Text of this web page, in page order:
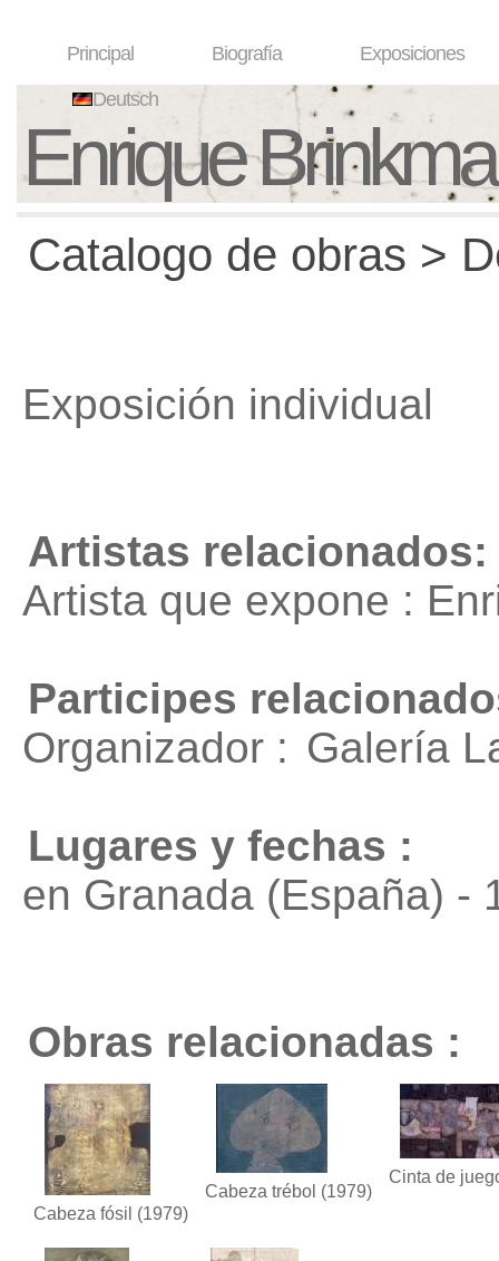
Principal Biografía Exposiciones
Deutsch
Enrique
Catalogo de obras >
Exposición individual
Artistas relacionados:
Artista que expone :
Participes
Organizador : Galería
Lugares y fechas :
en Granada (España) -
Obras relacionadas :
Cabeza fósil (1979)
Cabeza trébol (1979)
Cinta de